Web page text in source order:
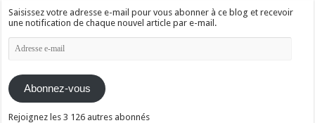
Saisissez votre adresse e-mail pour vous abonner à ce blog et recevoir
une notification de chaque nouvel article par e-mail.
Adresse
e-
Abonnez-vous
Rejoignez les 3 126 autres abonnés